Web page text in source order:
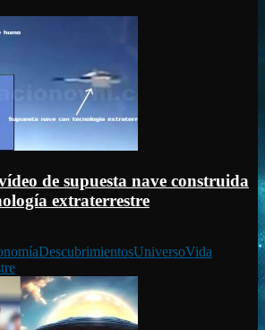
de supuesta nave construida
extraterrestre
DescubrimientosUniversoVida